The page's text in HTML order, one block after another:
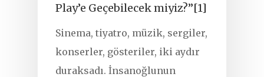
Play’e Geçebilecek miyiz?”[1]
Sinema, tiyatro, müzik, sergiler,
konserler, gösteriler, iki aydır
duraksadı. İnsanoğlunun